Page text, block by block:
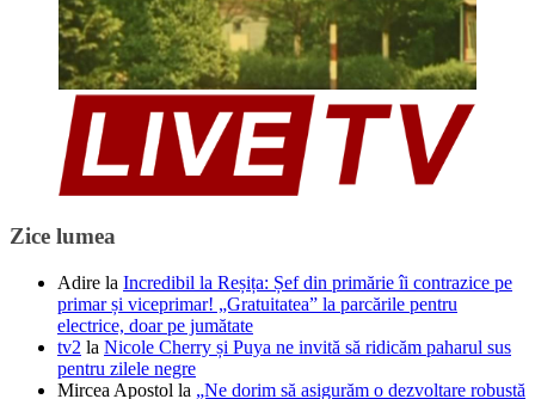
Zice lumea
Adire la Incredibil la Reșița: Șef din primărie îi contrazice pe
primar și viceprimar! „Gratuitatea” la parcările pentru
electrice, doar pe jumătate
tv2 la Nicole Cherry și Puya ne invită să ridicăm paharul sus
pentru zilele negre
Mircea Apostol la „Ne dorim să asigurăm o dezvoltare robustă